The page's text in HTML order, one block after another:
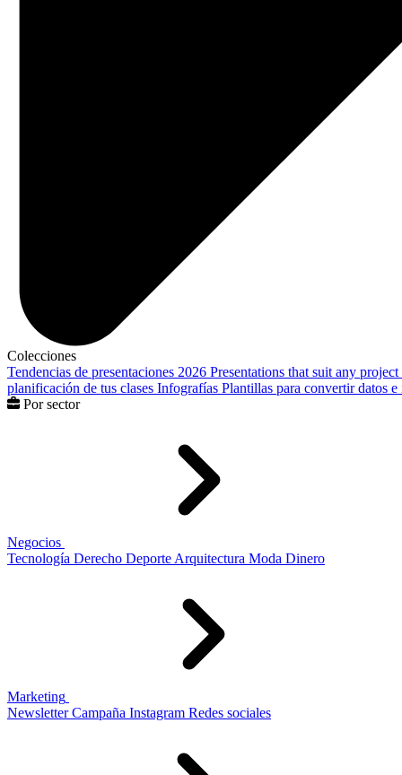
Colecciones
Tendencias de presentaciones 2026 Presentations that suit any project
planificación de tus clases Infografías Plantillas para convertir datos
Por sector
Negocios
Tecnología Derecho Deporte Arquitectura Moda Dinero
Marketing
Newsletter Campaña Instagram Redes sociales